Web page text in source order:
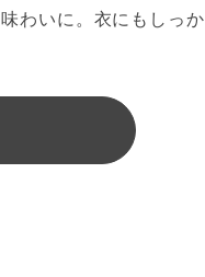
わいに。衣にもしっか